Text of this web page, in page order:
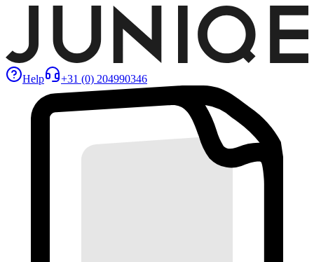
Help +31 (0) 204990346